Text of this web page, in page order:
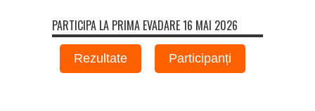
PARTICIPA LA PRIMA EVADARE 16 MAI 2026
Rezultate Participanți